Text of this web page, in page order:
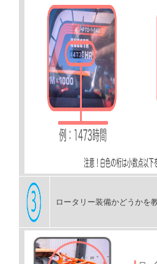
ロータリー装備かどうかを